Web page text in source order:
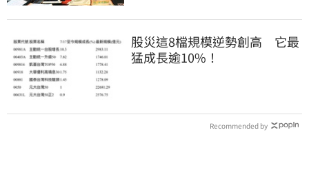
股災這8檔規模逆勢創高 它最
猛成長逾10%！
Recommended by